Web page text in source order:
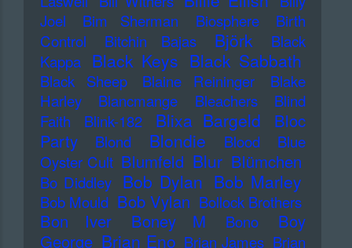
Joel
Bim Sherman Biosphere
Birth
Control
Bitchin Bajas Björk
Black
Kappa Black Keys Black Sabbath
Black Sheep Blaine Reininger
Blake
Harley
Blancmange Bleachers
Blind
Faith
Blink-182 Blixa Bargeld
Bloc
Party
Blond Blondie Blood
Blue
Oyster Cult Blumfeld Blur Blümchen
Bo Diddley Bob Dylan Bob Marley
Bob Mould Bob Vylan Bollock Brothers
Bon Iver Boney M Bono
Boy
George Brian Eno Brian James Brian